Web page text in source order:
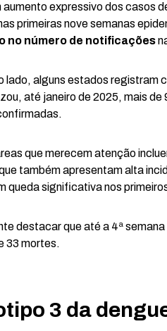
aumento expressivo dos casos
primeiras nove semanas
no número de notificações
lado, alguns estados registram
até janeiro de 2025, mais
que merecem atenção
também apresentam alta
queda significativa nos
destacar que até a 4ª
33 mortes.
3 da